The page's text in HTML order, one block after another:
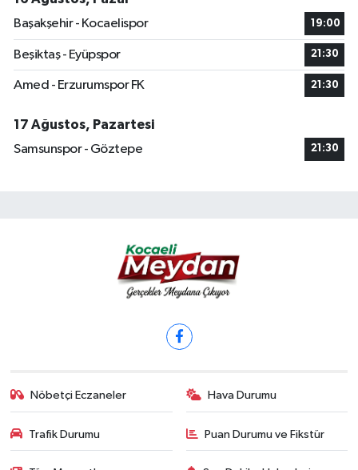
Başakşehir - Kocaelispor
19:00
Beşiktaş - Eyüpspor 21:30
Amed - Erzurumspor FK 21:30
17 Ağustos, Pazartesi
Samsunspor - Göztepe
21:30
Nöbetçi Eczaneler Hava Durumu
Trafik Durumu Puan Durumu ve Fikstür